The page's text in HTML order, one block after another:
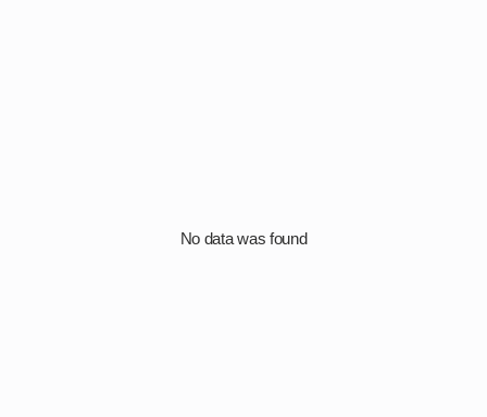
No data was found